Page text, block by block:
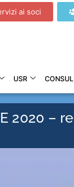
ai soci
USR
2020 –